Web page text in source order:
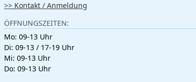
>> Kontakt / Anmeldung
ÖFFNUNGSZEITEN:
Mo: 09-13 Uhr
Di: 09-13 / 17-19 Uhr
Mi: 09-13 Uhr
Do: 09-13 Uhr